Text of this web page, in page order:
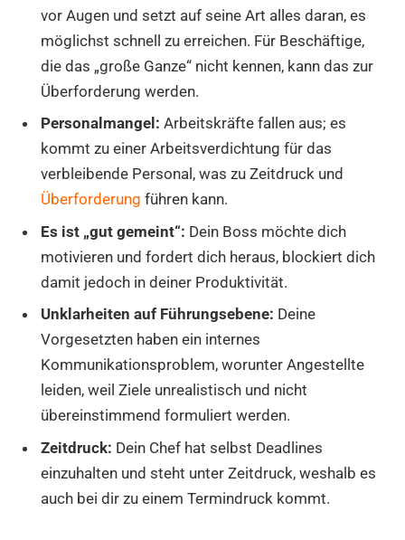
vor Augen und setzt auf seine Art alles daran, es
möglichst schnell zu erreichen. Für Beschäftige,
die das „große Ganze“ nicht kennen, kann das zur
Überforderung werden.
Personalmangel: Arbeitskräfte fallen aus; es
kommt zu einer Arbeitsverdichtung für das
verbleibende Personal, was zu Zeitdruck und
Überforderung führen kann.
Es ist „gut gemeint“: Dein Boss möchte dich
motivieren und fordert dich heraus, blockiert dich
damit jedoch in deiner Produktivität.
Unklarheiten auf Führungsebene: Deine
Vorgesetzten haben ein internes
Kommunikationsproblem, worunter Angestellte
leiden, weil Ziele unrealistisch und nicht
übereinstimmend formuliert werden.
Zeitdruck: Dein Chef hat selbst Deadlines
einzuhalten und steht unter Zeitdruck, weshalb es
auch bei dir zu einem Termindruck kommt.